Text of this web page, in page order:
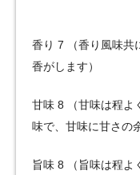
香り 7 （香り風味共
香がします）
甘味 8 （甘味は程よ
味で、甘味に甘さの
旨味 8 （旨味は程よ